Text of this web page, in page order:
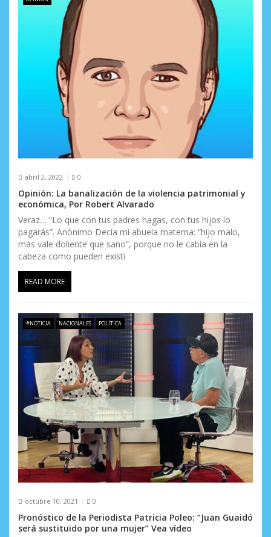
abril 2, 2022 0
Opinión: La banalización de la violencia patrimonial y
económica, Por Robert Alvarado
Veraz… “Lo que con tus padres hagas, con tus hijos lo
pagarás”. Anónimo Decía mi abuela materna: “hijo malo,
más vale doliente que sano”, porque no le cabía en la
cabeza como pueden existi
READ MORE
#NOTICIA NACIONALES POLÍTICA
octubre 10, 2021 0
Pronóstico de la Periodista Patricia Poleo: “Juan Guaidó
será sustituido por una mujer” Vea vídeo